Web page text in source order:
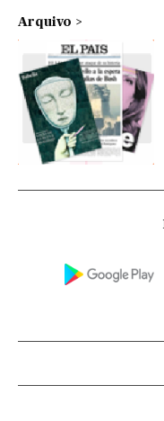
Arquivo